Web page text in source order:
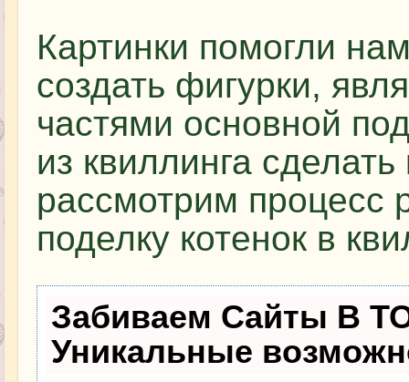
Картинки помогли
создать фигурки,
частями основной
из квиллинга
рассмотрим процесс
поделку котенок в
Забиваем Сайты В
Уникальные